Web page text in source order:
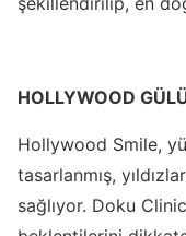
HOLLYWOOD
Hollywood Smile,
tasarlanmış,
sağlıyor. Doku